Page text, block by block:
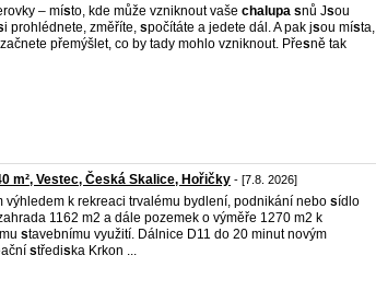
– místo, kde může vzniknout vaše chalupa snů Jsou
i prohlédnete, změříte, spočítáte a jedete dál. A pak jsou místa,
přemýšlet, co by tady mohlo vzniknout. Přesně tak
m², Vestec, Česká Skalice, Hořičky - [7.8. 2026]
výhledem k rekreaci trvalému bydlení, podnikání nebo sídlo
1162 m2 a dále pozemek o výměře 1270 m2 k
stavebnímu využití. Dálnice D11 do 20 minut novým
střediska Krkon ...